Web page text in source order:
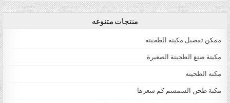
منتجات متنوعه
ممكن تفصيل مكينه الطحينه
مكينة صنع الطحينة الصغيرة
مكنه الطحينه
مكنة طحن السمسم كم سعرها